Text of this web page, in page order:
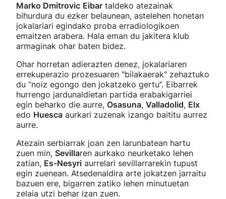
Marko Dmitrovic Eibar taldeko atezainak
bihurdura du ezker belaunean, astelehen honetan
jokalariari egindako proba erradiologikoen
emaitzen arabera. Hala eman du jakitera klub
armaginak ohar baten bidez.
Ohar horretan adierazten denez, jokalariaren
errekuperazio prozesuaren "bilakaerak" zehaztuko
du “noiz egongo den jokatzeko gertu”. Eibarrek
hurrengo jardunaldietan partida erabakigarriei
egin beharko die aurre, Osasuna, Valladolid, Elx
edo Huesca aurkari zuzenak izango baititu aurrez
aurre.
Atezain serbiarrak joan zen larunbatean hartu
zuen min, Sevillaren aurkako neurketako lehen
zatian, Es-Nesyri aurrelari sevillarrarekin tupust
egin zuenean. Atsedenaldira arte jokatzen jarraitu
bazuen ere, bigarren zatiko lehen minutuetan
zelaia utzi behar izan zuen.